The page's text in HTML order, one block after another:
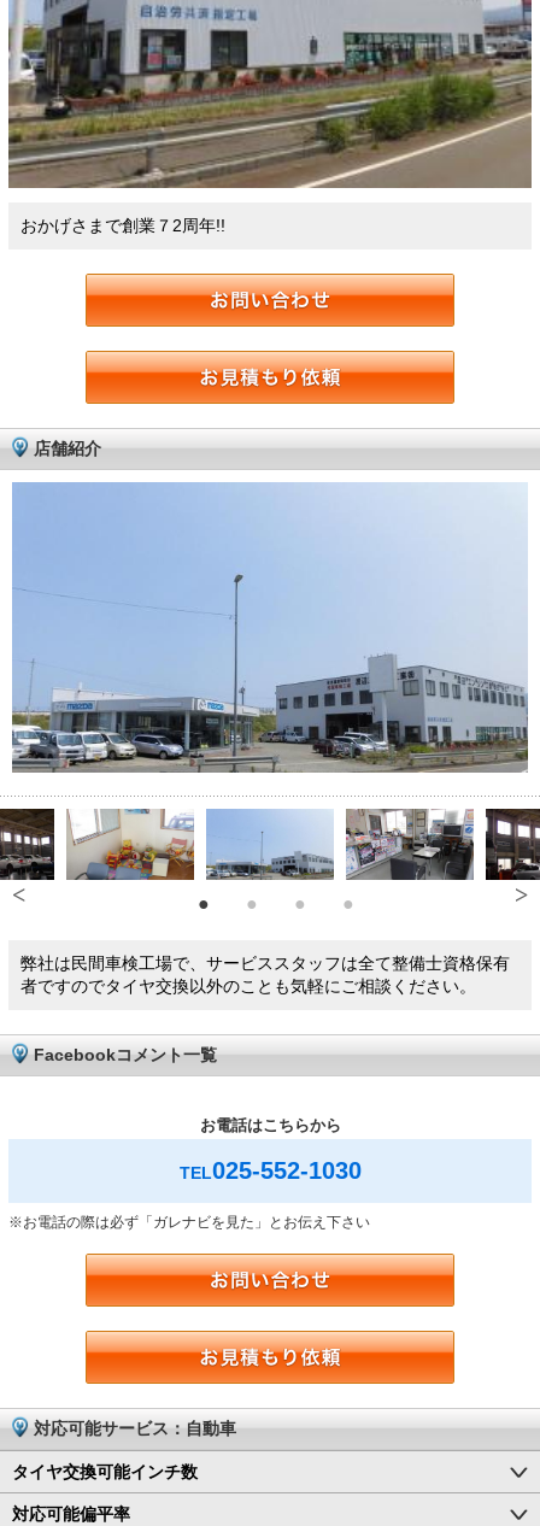
おかげさまで創業７2周年!!
店舗紹介
弊社は民間車検工場で、サービススタッフは全て整備士資格保有
者ですのでタイヤ交換以外のことも気軽にご相談ください。
Facebookコメント一覧
お電話はこちらから
TEL025-552-1030
※お電話の際は必ず「ガレナビを見た」とお伝え下さい
対応可能サービス：自動車
タイヤ交換可能インチ数
対応可能偏平率